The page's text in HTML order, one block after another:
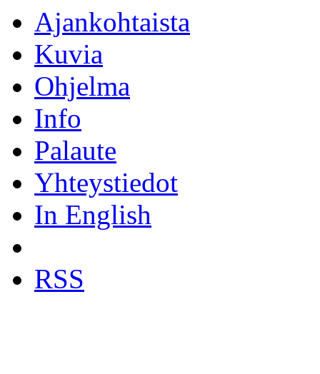
Ajankohtaista
Kuvia
Ohjelma
Info
Palaute
Yhteystiedot
In English
RSS